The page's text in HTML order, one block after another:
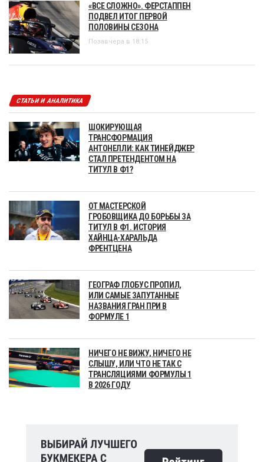
«ВСЕ СЛОЖНО». ФЕРСТАППЕН
ПОДВЕЛ ИТОГ ПЕРВОЙ
ПОЛОВИНЫ СЕЗОНА
Позавчера в 18:15
СТАТЬИ И АНАЛИТИКА
ШОКИРУЮЩАЯ
ТРАНСФОРМАЦИЯ
АНТОНЕЛЛИ: КАК ТИНЕЙДЖЕР
СТАЛ ПРЕТЕНДЕНТОМ НА
ТИТУЛ В Ф1?
ОТ МАСТЕРСКОЙ
ГРОБОВЩИКА ДО БОРЬБЫ ЗА
ТИТУЛ В Ф1. ИСТОРИЯ
ХАЙНЦА-ХАРАЛЬДА
ФРЕНТЦЕНА
ГЕОГРАФ ГЛОБУС ПРОПИЛ,
ИЛИ САМЫЕ ЗАПУТАННЫЕ
НАЗВАНИЯ ГРАН ПРИ В
ФОРМУЛЕ 1
НИЧЕГО НЕ ВИЖУ, НИЧЕГО НЕ
СЛЫШУ, ИЛИ ЧТО НЕ ТАК С
ТРАНСЛЯЦИЯМИ ФОРМУЛЫ 1
В 2026 ГОДУ